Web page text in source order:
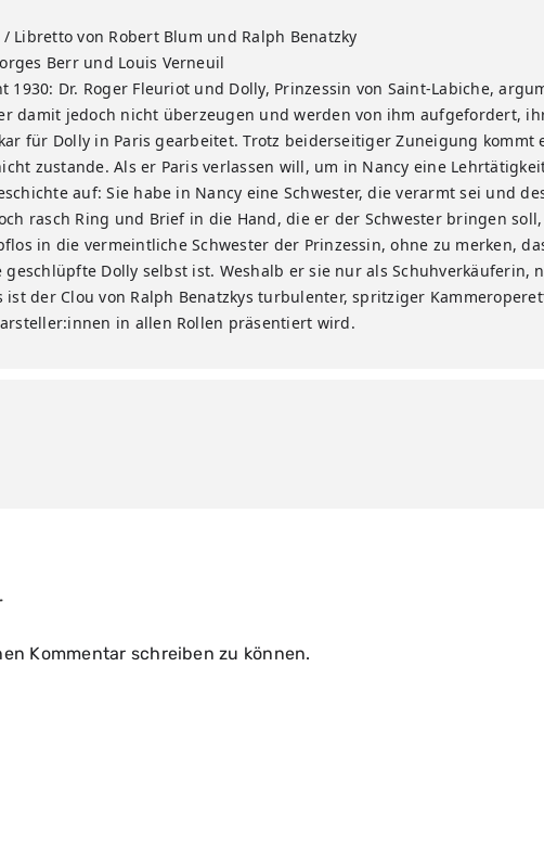
Libretto von Robert Blum und Ralph Benatzky
Berr und Louis Verneuil
1930: Dr. Roger Fleuriot und Dolly, Prinzessin von Saint-Labiche,
damit jedoch nicht überzeugen und werden von ihm aufgefordert,
für Dolly in Paris gearbeitet. Trotz beiderseitiger Zuneigung kommt
zustande. Als er Paris verlassen will, um in Nancy eine
auf: Sie habe in Nancy eine Schwester, die verarmt sei und
rasch Ring und Brief in die Hand, die er der Schwester bringen
in die vermeintliche Schwester der Prinzessin, ohne zu merken,
geschlüpfte Dolly selbst ist. Weshalb er sie nur als Schuhverkäuferin,
ist der Clou von Ralph Benatzkys turbulenter, spritziger
in allen Rollen präsentiert wird.
Kommentar schreiben zu können.